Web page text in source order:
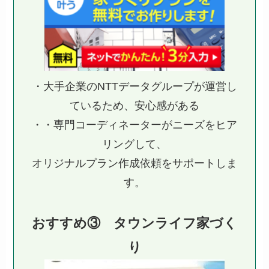
・大手企業のNTTデータグループが運営し
ているため、安心感がある
・・専門コーディネーターがニーズをヒア
リングして、
オリジナルプラン作成依頼をサポートしま
す。
おすすめ③ タウンライフ家づく
り